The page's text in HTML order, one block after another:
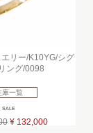
リー/K10YG/シグ
ング/0098
庫一覧
SALE
¥ 132,000